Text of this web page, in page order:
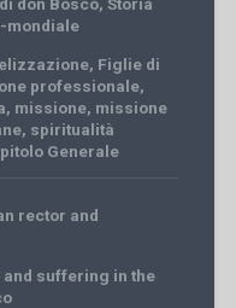
mondiale
, Figlie di
professionale,
, missione, missione
, spiritualità
Generale
rector and
suffering in the